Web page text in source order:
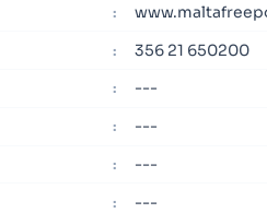
:
: 356 21 650200
: ---
: ---
: ---
: ---